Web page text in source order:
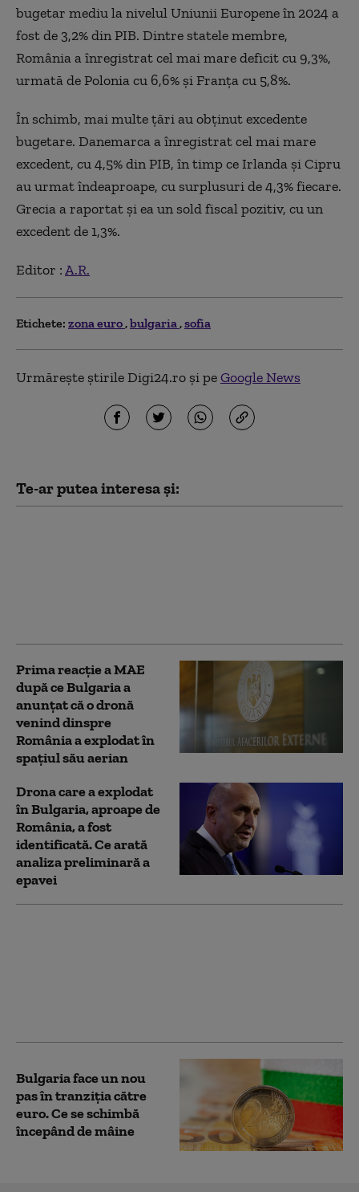
bugetar mediu la nivelul Uniunii Europene în 2024 a
fost de 3,2% din PIB. Dintre statele membre,
România a înregistrat cel mai mare deficit cu 9,3%,
urmată de Polonia cu 6,6% şi Franţa cu 5,8%.
În schimb, mai multe ţări au obţinut excedente
bugetare. Danemarca a înregistrat cel mai mare
excedent, cu 4,5% din PIB, în timp ce Irlanda şi Cipru
au urmat îndeaproape, cu surplusuri de 4,3% fiecare.
Grecia a raportat şi ea un sold fiscal pozitiv, cu un
excedent de 1,3%.
Editor :A.R.
Etichete: zona euro bulgaria sofia
Urmărește știrile Digi24.ro și peGoogle News
Te-ar putea interesa și:
Prima reacție a MAE
după ce Bulgaria a
anunţat că o dronă
venind dinspre
România a explodat în
spaţiul său aerian
Drona care a explodat
în Bulgaria, aproape de
România, a fost
identificată. Ce arată
analiza preliminară a
epavei
Bulgaria face un nou
pas în tranziţia către
euro. Ce se schimbă
începând de mâine